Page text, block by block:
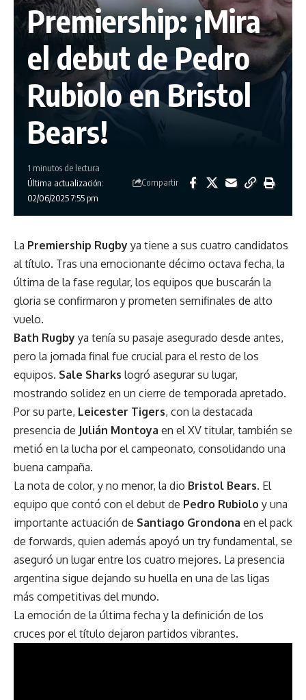
Premiership: ¡Mira
el debut de Pedro
Rubiolo en Bristol
Bears!
Última actualización:
02/06/2025 7:55 pm
1 minutos de lectura
Compartir
La Premiership Rugby ya tiene a sus cuatro candidatos
al título. Tras una emocionante décimo octava fecha, la
última de la fase regular, los equipos que buscarán la
gloria se confirmaron y prometen semifinales de alto
vuelo.
Bath Rugby ya tenía su pasaje asegurado desde antes,
pero la jornada final fue crucial para el resto de los
equipos. Sale Sharks logró asegurar su lugar,
mostrando solidez en un cierre de temporada apretado.
Por su parte, Leicester Tigers, con la destacada
presencia de Julián Montoya en el XV titular, también se
metió en la lucha por el campeonato, consolidando una
buena campaña.
La nota de color, y no menor, la dio Bristol Bears. El
equipo que contó con el debut de Pedro Rubiolo y una
importante actuación de Santiago Grondona en el pack
de forwards, quien además apoyó un try fundamental, se
aseguró un lugar entre los cuatro mejores. La presencia
argentina sigue dejando su huella en una de las ligas
más competitivas del mundo.
La emoción de la última fecha y la definición de los
cruces por el título dejaron partidos vibrantes.